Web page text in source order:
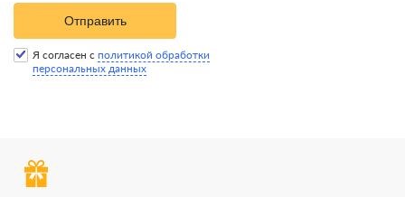
Отправить
Я согласен с политикой обработки
персональных данных